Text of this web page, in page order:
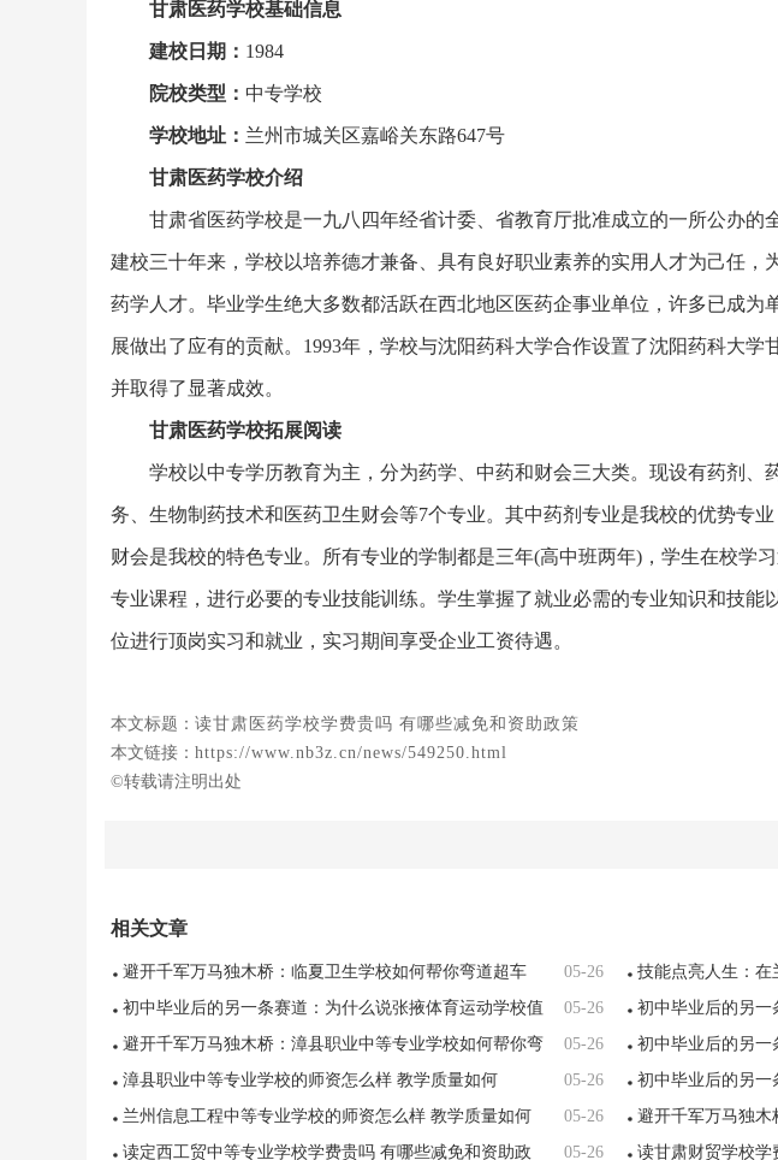
甘肃医药学校基础信息
建校日期： 1984
院校类型： 中专学校
学校地址： 兰州市城关区嘉峪关东路647号
甘肃医药学校介绍
甘肃省医药学校是一九八四年经省计委、省教育厅批准成立的一所公办的
建校三十年来，学校以培养德才兼备、具有良好职业素养的实用人才为己任，
药学人才。毕业学生绝大多数都活跃在西北地区医药企事业单位，许多已成为
展做出了应有的贡献。1993年，学校与沈阳药科大学合作设置了沈阳药科大学
并取得了显著成效。
甘肃医药学校拓展阅读
学校以中专学历教育为主，分为药学、中药和财会三大类。现设有药剂、
务、生物制药技术和医药卫生财会等7个专业。其中药剂专业是我校的优势专
财会是我校的特色专业。所有专业的学制都是三年(高中班两年)，学生在校学
专业课程，进行必要的专业技能训练。学生掌握了就业必需的专业知识和技能
位进行顶岗实习和就业，实习期间享受企业工资待遇。
本文标题： 读甘肃医药学校学费贵吗 有哪些减免和资助政策
本文链接： https://www.nb3z.cn/news/549250.html
©转载请注明出处
相关文章
避开千军万马独木桥：临夏卫生学校如何帮你弯道超车 05-26 技能点亮人生：在
初中毕业后的另一条赛道：为什么说张掖体育运动学校值
得考虑
05-26
初中毕业后的另一
校值得考虑
避开千军万马独木桥：漳县职业中等专业学校如何帮你弯
道超车
05-26
初中毕业后的另一
得考虑
漳县职业中等专业学校的师资怎么样 教学质量如何
05-26
初中毕业后的另一
虑
兰州信息工程中等专业学校的师资怎么样 教学质量如何
05-26
避开千军万马独木
弯道超车
读定西工贸中等专业学校学费贵吗 有哪些减免和资助政
05-26 读甘肃财贸学校学